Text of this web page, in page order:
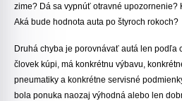
zime? Dá sa vypnúť otravné upozornenie?
Aká bude hodnota auta po štyroch rokoch?
Druhá chyba je porovnávať autá len podľa
človek kúpi, má konkrétnu výbavu,
pneumatiky a konkrétne servisné
bola ponuka naozaj výhodná alebo len